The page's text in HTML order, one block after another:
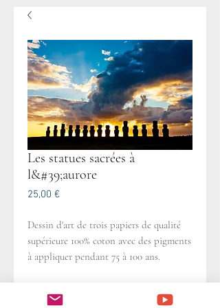
Les statues sacrées à
l&#39;aurore
25,00 €
Dessin d'art de trois papiers de qualité
supérieure 100% coton avec des pigments
à appliquer pendant 75 à 100 ans.
Ahu Tongariki à l&#39;aube